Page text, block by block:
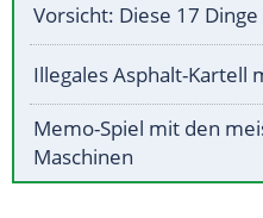
Vorsicht: Diese 17
Illegales Asphalt-Kartell
Memo-Spiel mit den
Maschinen